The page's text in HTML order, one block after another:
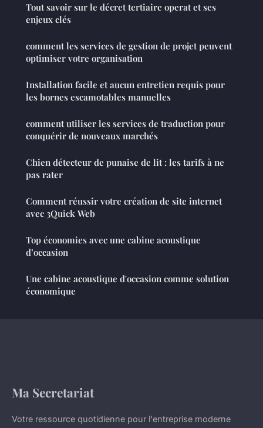
Tout savoir sur le décret tertiaire operat et ses
enjeux clés
comment les services de gestion de projet peuvent
optimiser votre organisation
Installation facile et aucun entretien requis pour
les bornes escamotables manuelles
comment utiliser les services de traduction pour
conquérir de nouveaux marchés
Chien détecteur de punaise de lit : les tarifs à ne
pas rater
Comment réussir votre création de site internet
avec 3Quick Web
Top économies avec une cabine acoustique
d’occasion
Une cabine acoustique d'occasion comme solution
économique
Ma Secretariat
Votre ressource quotidienne pour l'entreprise moderne